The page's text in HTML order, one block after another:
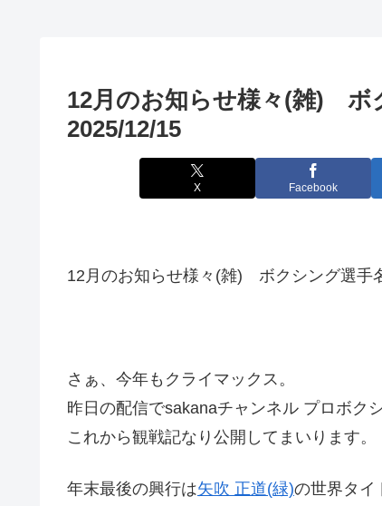
12月のお知らせ様々(雑) ボ
2025/12/15
X Facebook
12月のお知らせ様々(雑) ボクシング選
さぁ、今年もクライマックス。
昨日の配信でsakanaチャンネル プロボク
これから観戦記なり公開してまいります。
年末最後の興行は矢吹 正道(緑)の世界タイ